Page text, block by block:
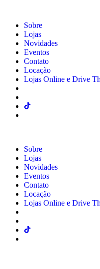
Sobre
Lojas
Novidades
Eventos
Contato
Locação
Lojas Online e Drive
Sobre
Lojas
Novidades
Eventos
Contato
Locação
Lojas Online e Drive